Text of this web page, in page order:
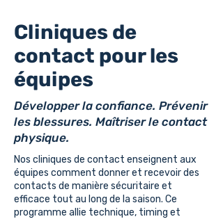
Cliniques de
contact pour les
équipes
Développer la confiance. Prévenir
les blessures. Maîtriser le contact
physique.
Nos cliniques de contact enseignent aux
équipes comment donner et recevoir des
contacts de manière sécuritaire et
efficace tout au long de la saison. Ce
programme allie technique, timing et